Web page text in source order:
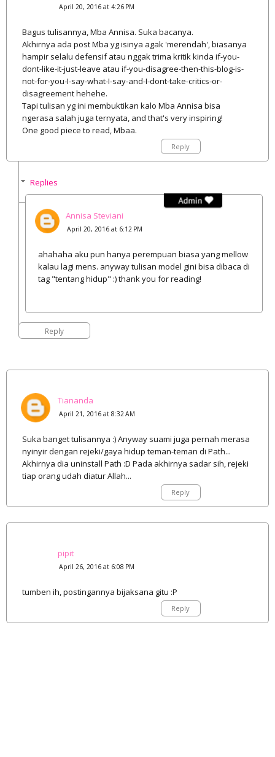
April 20, 2016 at 4:26 PM
Bagus tulisannya, Mba Annisa. Suka bacanya.
Akhirnya ada post Mba yg isinya agak 'merendah', biasanya
hampir selalu defensif atau nggak trima kritik kinda if-you-
dont-like-it-just-leave atau if-you-disagree-then-this-blog-is-
not-for-you-I-say-what-I-say-and-I-dont-take-critics-or-
disagreement hehehe.
Tapi tulisan yg ini membuktikan kalo Mba Annisa bisa
ngerasa salah juga ternyata, and that's very inspiring!
One good piece to read, Mbaa.
Reply
Replies
Annisa Steviani
April 20, 2016 at 6:12 PM
ahahaha aku pun hanya perempuan biasa yang mellow
kalau lagi mens. anyway tulisan model gini bisa dibaca di
tag "tentang hidup" :) thank you for reading!
Reply
Tiananda
April 21, 2016 at 8:32 AM
Suka banget tulisannya :) Anyway suami juga pernah merasa
nyinyir dengan rejeki/gaya hidup teman-teman di Path...
Akhirnya dia uninstall Path :D Pada akhirnya sadar sih, rejeki
tiap orang udah diatur Allah...
Reply
pipit
April 26, 2016 at 6:08 PM
tumben ih, postingannya bijaksana gitu :P
Reply